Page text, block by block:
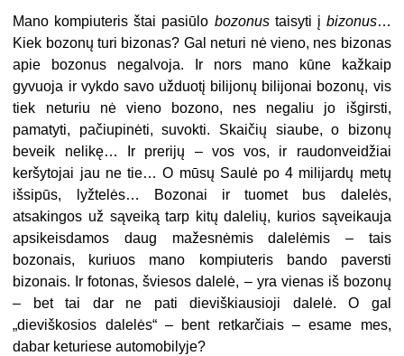
Mano kompiuteris štai pasiūlo bozonustaisyti į bizonus…
Kiek bozonų turi bizonas? Gal neturi nė vieno, nes bizonas
apie bozonus negalvoja. Ir nors mano kūne kažkaip
gyvuoja ir vykdo savo užduotį bilijonų bilijonai bozonų, vis
tiek neturiu nė vieno bozono, nes negaliu jo išgirsti,
pamatyti, pačiupinėti, suvokti. Skaičių siaube, o bizonų
beveik nelikę… Ir prerijų – vos vos, ir raudonveidžiai
keršytojai jau ne tie… O mūsų Saulė po 4 milijardų metų
išsipūs, lyžtelės… Bozonai ir tuomet bus dalelės,
atsakingos už sąveiką tarp kitų dalelių, kurios sąveikauja
apsikeisdamos daug mažesnėmis dalelėmis – tais
bozonais, kuriuos mano kompiuteris bando paversti
bizonais. Ir fotonas, šviesos dalelė, – yra vienas iš bozonų
– bet tai dar ne pati dieviškiausioji dalelė. O gal
„dieviškosios dalelės“ – bent retkarčiais – esame mes,
dabar keturiese automobilyje?